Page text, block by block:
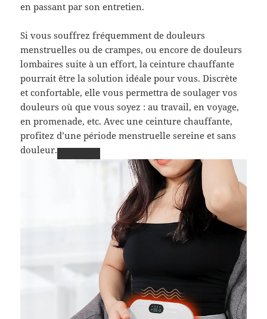
en passant par son entretien.
Si vous souffrez fréquemment de douleurs
menstruelles ou de crampes, ou encore de douleurs
lombaires suite à un effort, la ceinture chauffante
pourrait être la solution idéale pour vous. Discrète
et confortable, elle vous permettra de soulager vos
douleurs où que vous soyez : au travail, en voyage,
en promenade, etc. Avec une ceinture chauffante,
profitez d’une période menstruelle sereine et sans
douleur.